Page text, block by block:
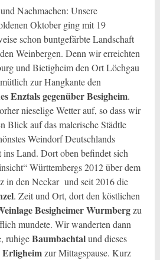
Nachmachen: Unsere
Oktober ging mit 19
schon buntgefärbte Landschaft
Weinbergen. Denn wir erreichten
und Bietigheim den Ort Löchgau
zur Hangkante den
Enztals gegenüber Besigheim.
nieselige Wetter auf, so dass wir
Blick auf das malerische Städtle
Weindorf Deutschlands
ins Land. Dort oben befindet sich
Württembergs 2012 über dem
in den Neckar und seit 2016 die
. Zeit und Ort, dort den köstlichen
Besigheimer Wurmbergzu
mundete. Wir wanderten dann
ruhigeBaumbachtalund dieses
Erligheimzur Mittagspause. Kurz